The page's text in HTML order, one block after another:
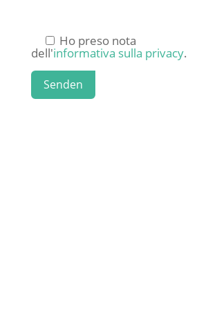
Ho preso nota
dell'informativa sulla privacy.
Senden